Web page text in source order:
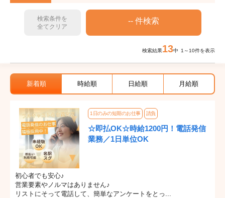
検索条件を
全てクリア
検索結果13中 1～10件を表示
新着順 時給順 日給順 月給順
1日のみの短期のお仕事 請負
☆即払OK☆時給1200円！電話発信
業務／1日単位OK
初心者でも安心♪
営業要素やノルマはありません♪
リストにそって電話して、簡単なアンケートをとっ...